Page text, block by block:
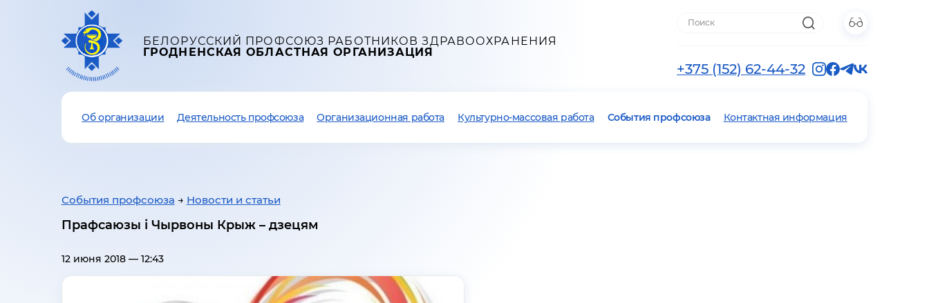
БЕЛОРУССКИЙ ПРОФСОЮЗ РАБОТНИКОВ ЗДРАВООХРАНЕНИЯ
ГРОДНЕНСКАЯ ОБЛАСТНАЯ ОРГАНИЗАЦИЯ
+375 (152) 62-44-32
Об организации Деятельность профсоюза Организационная работа Культурно-массовая работа События профсоюза Контактная информация
События профсоюза → Новости и статьи
Прафсаюзы і Чырвоны Крыж – дзецям
12 июня 2018 — 12:43